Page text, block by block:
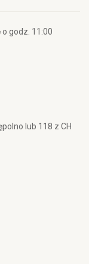
godz. 11:00
lub 118 z CH